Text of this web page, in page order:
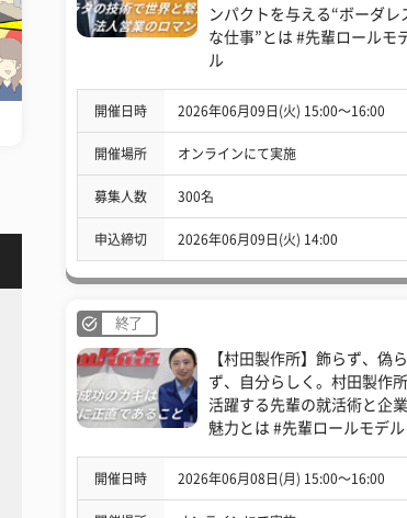
ンパクトを与える“ボーダレ
な仕事”とは #先輩ロールモ
ル
開催日時 2026年06月09日(火) 15:00〜16:00
開催場所 オンラインにて実施
募集人数 300名
申込締切 2026年06月09日(火) 14:00
終了
【村田製作所】飾らず、偽ら
ず、自分らしく。村田製作
活躍する先輩の就活術と企
魅力とは #先輩ロールモデル
開催日時 2026年06月08日(月) 15:00〜16:00